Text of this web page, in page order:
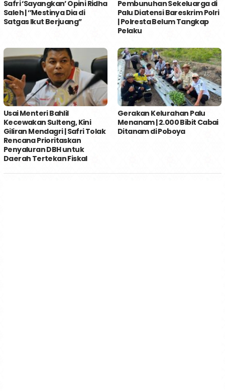
Safri ‘Sayangkan’ Opini Ridha
Saleh | ‘’Mestinya Dia di
Satgas Ikut Berjuang’’
Pembunuhan Sekeluarga di
Palu Diatensi Bareskrim Polri
| Polresta Belum Tangkap
Pelaku
Usai Menteri Bahlil
Kecewakan Sulteng, Kini
Giliran Mendagri | Safri Tolak
Rencana Prioritaskan
Penyaluran DBH untuk
Daerah Tertekan Fiskal
Gerakan Kelurahan Palu
Menanam | 2.000 Bibit Cabai
Ditanam di Poboya